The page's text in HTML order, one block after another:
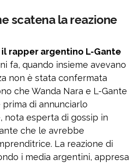
scatena la reazione
rapper argentino L-Gante
fa, quando insieme avevano
non è stata confermata
che Wanda Nara e L-Gante
di annunciarlo
nota esperta di gossip in
che le avrebbe
La reazione di
i media argentini, appresa